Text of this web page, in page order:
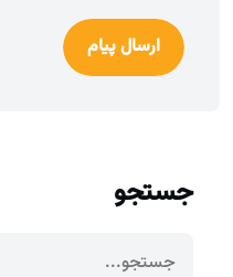
ارسال پیام
جستجو